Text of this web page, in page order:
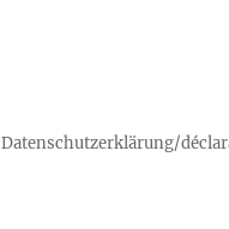
Datenschutzerklärung/